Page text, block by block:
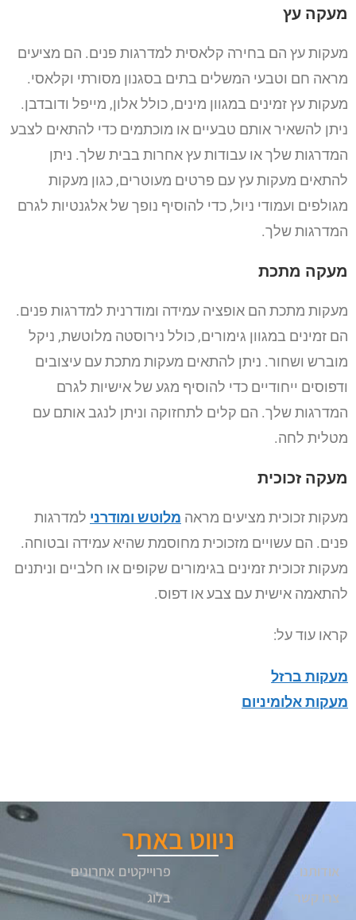
מעקה עץ
מעקות עץ הם בחירה קלאסית למדרגות פנים. הם מציעים
מראה חם וטבעי המשלים בתים בסגנון מסורתי וקלאסי.
מעקות עץ זמינים במגוון מינים, כולל אלון, מייפל ודובדבן.
ניתן להשאיר אותם טבעיים או מוכתמים כדי להתאים לצבע
המדרגות שלך או עבודות עץ אחרות בבית שלך. ניתן
להתאים מעקות עץ עם פרטים מעוטרים, כגון מעקות
מגולפים ועמודי ניול, כדי להוסיף נופך של אלגנטיות לגרם
המדרגות שלך.
מעקה מתכת
מעקות מתכת הם אופציה עמידה ומודרנית למדרגות פנים.
הם זמינים במגוון גימורים, כולל נירוסטה מלוטשת, ניקל
מוברש ושחור. ניתן להתאים מעקות מתכת עם עיצובים
ודפוסים ייחודיים כדי להוסיף מגע של אישיות לגרם
המדרגות שלך. הם קלים לתחזוקה וניתן לנגב אותם עם
מטלית לחה.
מעקה זכוכית
מעקות זכוכית מציעים מראה מלוטש ומודרני למדרגות
פנים. הם עשויים מזכוכית מחוסמת שהיא עמידה ובטוחה.
מעקות זכוכית זמינים בגימורים שקופים או חלביים וניתנים
להתאמה אישית עם צבע או דפוס.
קראו עוד על:
מעקות ברזל
מעקות אלומיניום
ניווט באתר
אודותנו
צרו קשר
פרוייקטים אחרונים
בלוג